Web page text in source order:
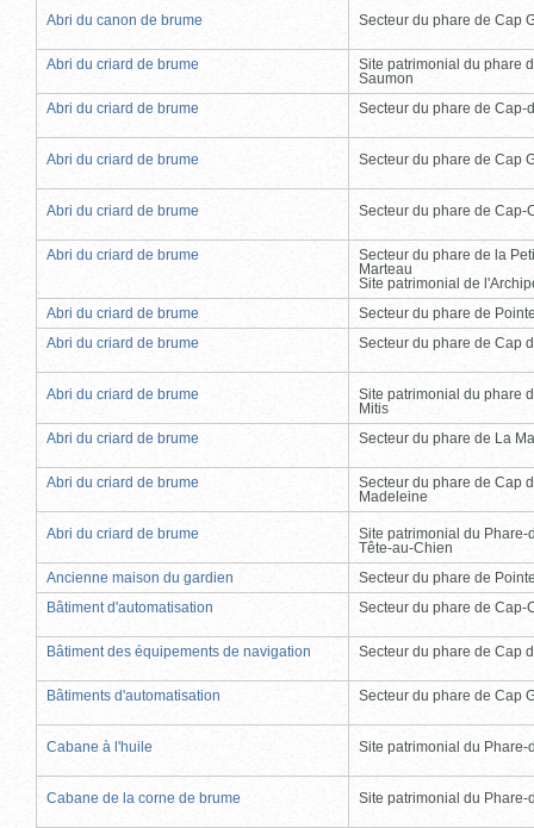
Abri du canon de brume Secteur du phare de Cap
Abri du criard de brume
Site patrimonial du phare
Saumon
Abri du criard de brume
Secteur du phare de Cap-
Abri du criard de brume Secteur du phare de Cap
Abri du criard de brume Secteur du phare de Cap-
Abri du criard de brume
Secteur du phare de la
Marteau
Site patrimonial de
Abri du criard de brume
Secteur du phare de
Abri du criard de brume
Secteur du phare de Cap
Abri du criard de brume
Site patrimonial du phare
Mitis
Abri du criard de brume
Secteur du phare de La
Abri du criard de brume
Secteur du phare de Cap
Madeleine
Abri du criard de brume
Site patrimonial du Phare-
Tête-au-Chien
Ancienne maison du gardien
Secteur du phare de
Bâtiment d'automatisation
Secteur du phare de Cap-
Bâtiment des équipements de navigation Secteur du phare de Cap
Bâtiments d'automatisation Secteur du phare de Cap
Cabane à l'huile Site patrimonial du Phare-
Cabane de la corne de brume Site patrimonial du Phare-